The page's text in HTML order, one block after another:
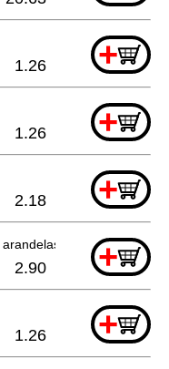
+
1.26
+
1.26
+
2.18
M5x35+
2.90
+
1.26